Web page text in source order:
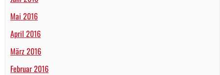
Mai 2016
April 2016
März 2016
Februar 2016